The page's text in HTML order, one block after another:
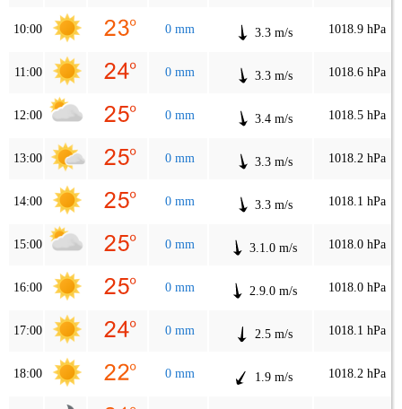
10:00 0 mm 3.3 m/s 1018.9 hPa
11:00 0 mm 3.3 m/s 1018.6 hPa
12:00 0 mm 3.4 m/s 1018.5 hPa
13:00 0 mm 3.3 m/s 1018.2 hPa
14:00 0 mm 3.3 m/s 1018.1 hPa
15:00 0 mm 3.1.0 m/s 1018.0 hPa
16:00 0 mm 2.9.0 m/s 1018.0 hPa
17:00 0 mm 2.5 m/s 1018.1 hPa
18:00 0 mm 1.9 m/s 1018.2 hPa